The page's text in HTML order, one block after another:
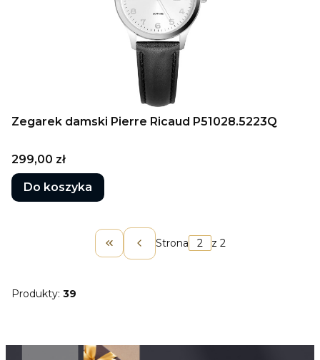
Zegarek damski Pierre Ricaud P51028.5223Q
Cena
299,00 zł
Do koszyka
Wróć do pierwszej strony z
Strona z 2
Produkty: 39